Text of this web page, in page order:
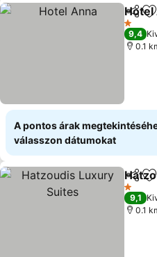
Hotel
1
9,4
0.1
A pontos árak
válasszon dátumokat
1
9,1
0.1